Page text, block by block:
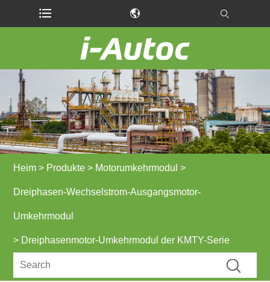
Heim > Produkte > Motorumkehrmodul >
Dreiphasen-Wechselstrom-Ausgangsmotor-
Umkehrmodul
> Dreiphasenmotor-Umkehrmodul der KMTY-Serie